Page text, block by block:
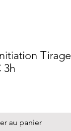
Tirage
3h
au panier